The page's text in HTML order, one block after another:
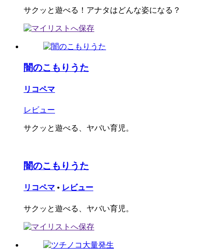
サクッと遊べる！アナタはどんな姿になる？
闇のこもりうた
リコペマ
レビュー
サクッと遊べる、ヤバい育児。
闇のこもりうた
リコペマ • レビュー
サクッと遊べる、ヤバい育児。